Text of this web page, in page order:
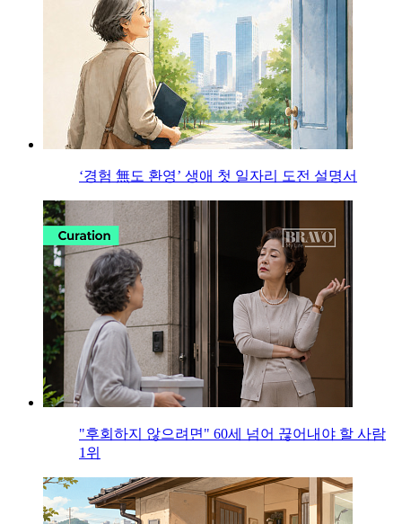
‘경험 無도 환영’ 생애 첫 일자리 도전 설명서
"후회하지 않으려면" 60세 넘어 끊어내야 할 사람
1위